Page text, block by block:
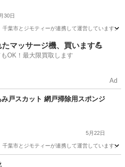
30日
千葉市とジモティーが連携して運営していま
リユース
たマッサージ機、買います💪
OK！最大限買取します
Ad
戸スカット 網戸掃除用スポンジ
5月22日
千葉市とジモティーが連携して運営していま